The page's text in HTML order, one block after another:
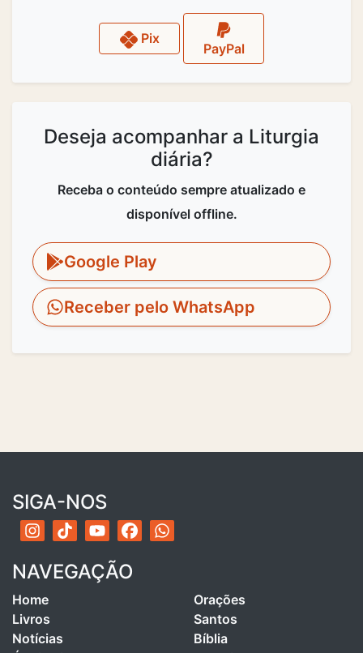
Pix
PayPal
Deseja acompanhar a Liturgia
diária?
Receba o conteúdo sempre atualizado e
disponível offline.
Google Play
Receber pelo WhatsApp
SIGA-NOS
NAVEGAÇÃO
Home
Livros
Notícias
Orações
Santos
Bíblia